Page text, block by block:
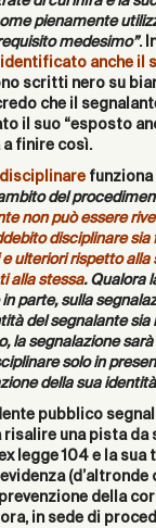
pienamente
medesimo”.
identificato anche il
scritti nero su
che il
il suo “esposto
a finire così.
funziona
del
non può essere
disciplinare sia
ulteriori rispetto alla
alla stessa. Qualora
parte, sulla
del segnalante sia
la segnalazione
solo in
della sua identità
pubblico
una pista da
legge 104 e la sua
(d’altronde
della
in sede di